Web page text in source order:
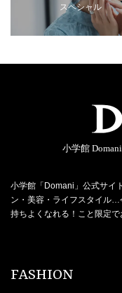
スペシャル
小学館
小学館「Domani」公式サイ
ン・美容・ライフスタイル…
持ちよくなれる！こと限定で
FASHION